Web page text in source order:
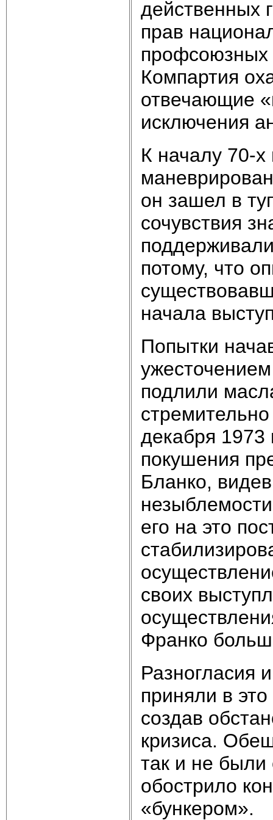
действенных
прав
профсоюзных
Компартия
отвечающие
исключения
К началу 70-
он зашел в
сочувствия
потому, что
начала
Попытки
подлили
декабря 1973
покушения
Бланко,
его на это
своих
Франко
Разногласия
приняли в
создав
кризиса.
так и не
обострило
«бункером».